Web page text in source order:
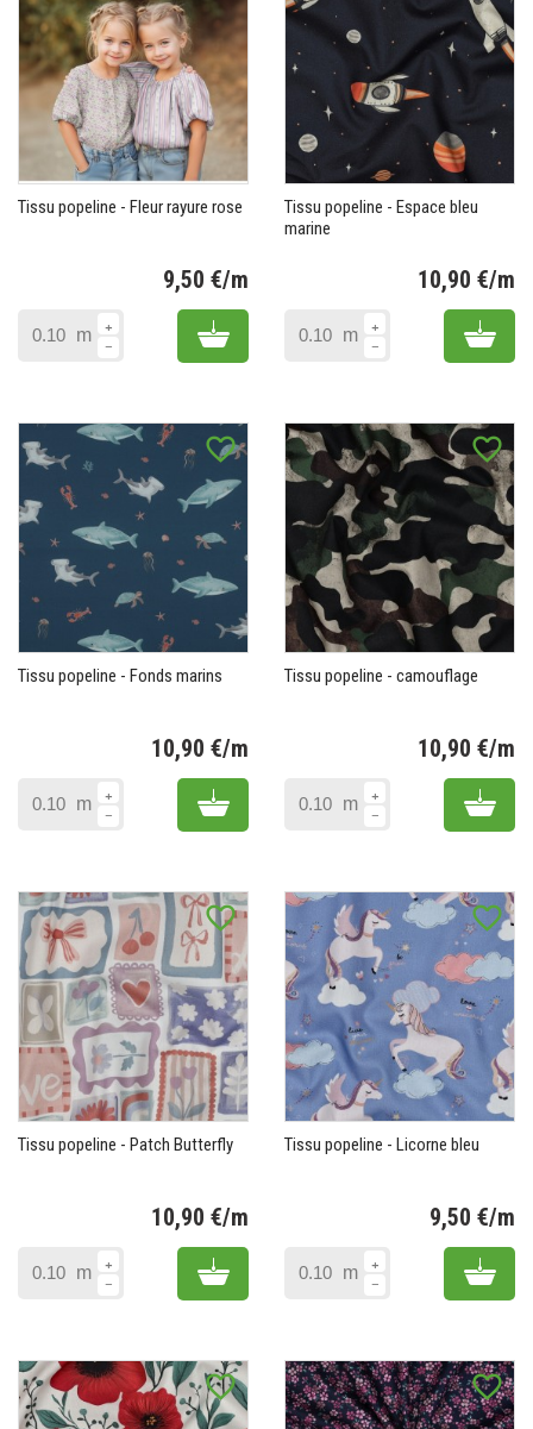
Tissu popeline - Fleur rayure rose
9,50 €/m
m Add to cart
Tissu popeline - Espace bleu
marine
10,90 €/m
m Add
favorite_border
Tissu popeline - Fonds marins
10,90 €/m
m Add to cart
favorite_border
Tissu popeline - camouflage
10,90 €/m
m Add
favorite_border
Tissu popeline - Patch Butterfly
10,90 €/m
m Add to cart
favorite_border
Tissu popeline - Licorne bleu
9,50 €/m
m Add
favorite_border favorite_border